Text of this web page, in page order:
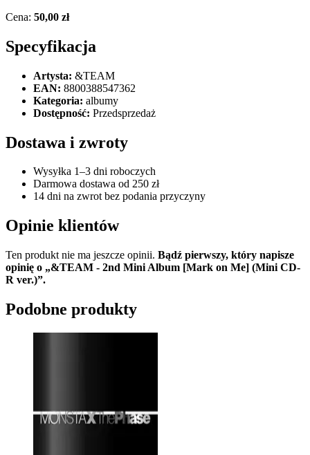
Cena: 50,00 zł
Specyfikacja
Artysta: &TEAM
EAN: 8800388547362
Kategoria: albumy
Dostępność: Przedsprzedaż
Dostawa i zwroty
Wysyłka 1–3 dni roboczych
Darmowa dostawa od 250 zł
14 dni na zwrot bez podania przyczyny
Opinie klientów
Ten produkt nie ma jeszcze opinii. Bądź pierwszy, który napisze
opinię o „&TEAM - 2nd Mini Album [Mark on Me] (Mini CD-
R ver.)”.
Podobne produkty